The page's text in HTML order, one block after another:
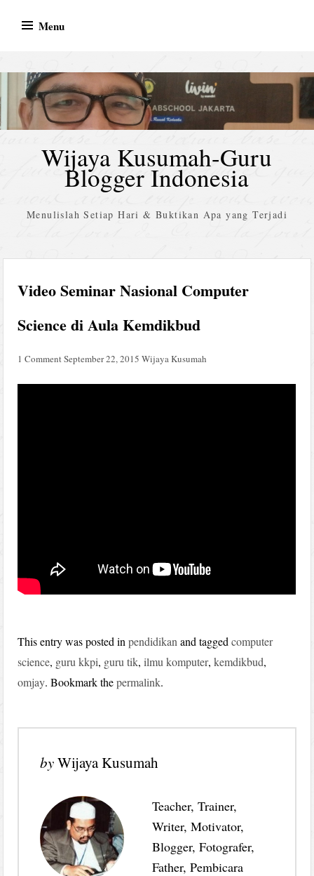
Menu
Wijaya Kusumah-Guru
Blogger Indonesia
Menulislah Setiap Hari & Buktikan Apa yang Terjadi
Video Seminar Nasional Computer
Science di Aula Kemdikbud
1 Comment September 22, 2015 Wijaya Kusumah
This entry was posted inpendidikan and taggedcomputer
science, guru kkpi, guru tik,ilmu komputer,kemdikbud,
omjay. Bookmark thepermalink.
byWijaya Kusumah
Teacher, Trainer,
Writer, Motivator,
Blogger, Fotografer,
Father, Pembicara